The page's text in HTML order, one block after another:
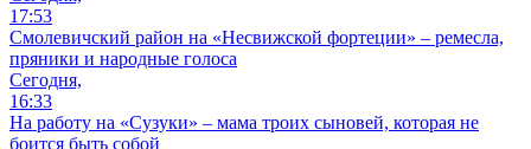
17:53
Смолевичский район на «Несвижской фортеции» – ремесла,
пряники и народные голоса
Сегодня,
16:33
На работу на «Сузуки» – мама троих сыновей, которая не
боится быть собой